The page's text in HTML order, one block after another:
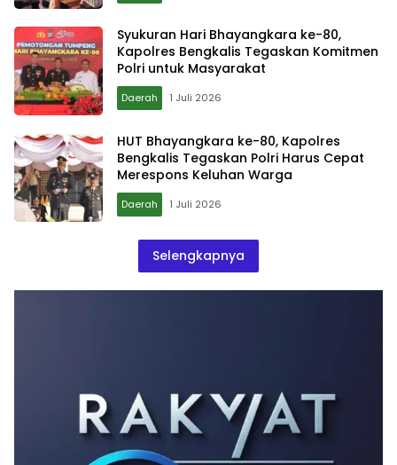
Syukuran Hari Bhayangkara ke-80,
Kapolres Bengkalis Tegaskan Komitmen
Polri untuk Masyarakat
Daerah 1 Juli 2026
HUT Bhayangkara ke-80, Kapolres
Bengkalis Tegaskan Polri Harus Cepat
Merespons Keluhan Warga
Daerah 1 Juli 2026
Selengkapnya